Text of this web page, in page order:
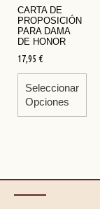
CARTA DE
PROPOSICIÓN
PARA DAMA
DE HONOR
17,95 €
Seleccionar
Opciones